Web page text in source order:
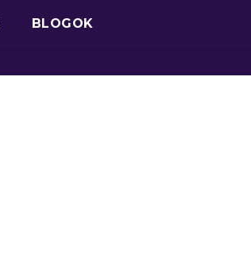
BLOGOK